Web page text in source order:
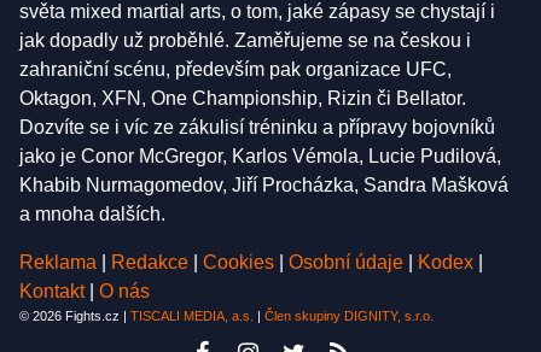
světa mixed martial arts, o tom, jaké zápasy se chystají i
jak dopadly už proběhlé. Zaměřujeme se na českou i
zahraniční scénu, především pak organizace UFC,
Oktagon, XFN, One Championship, Rizin či Bellator.
Dozvíte se i víc ze zákulisí tréninku a přípravy bojovníků
jako je Conor McGregor, Karlos Vémola, Lucie Pudilová,
Khabib Nurmagomedov, Jiří Procházka, Sandra Mašková
a mnoha dalších.
Reklama Redakce Cookies Osobní údaje Kodex
Kontakt
O nás
© 2026 Fights.cz | TISCALI MEDIA, a.s. | Člen skupiny DIGNITY, s.r.o.